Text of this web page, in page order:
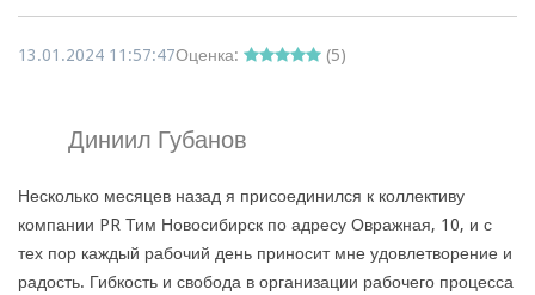
13.01.2024 11:57:47Оценка: (5)
Диниил Губанов
Несколько месяцев назад я присоединился к коллективу
компании PR Тим Новосибирск по адресу Овражная, 10, и с
тех пор каждый рабочий день приносит мне удовлетворение и
радость. Гибкость и свобода в организации рабочего процесса